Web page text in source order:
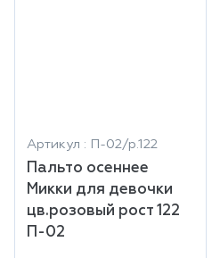
Артикул : П-02/р.122
Пальто осеннее
Микки для девочки
цв.розовый рост 122
П-02